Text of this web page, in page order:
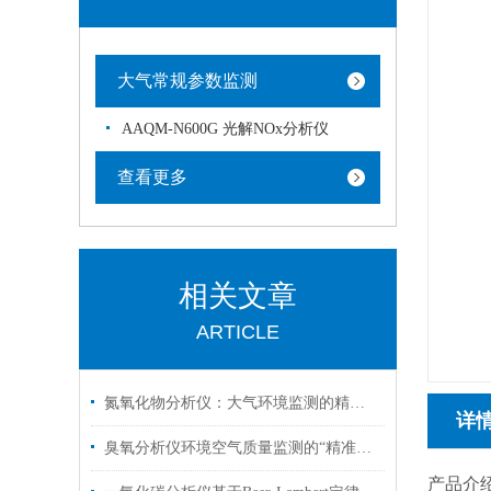
大气常规参数监测
AAQM-N600G 光解NOx分析仪
查看更多
相关文章
ARTICLE
氮氧化物分析仪：大气环境监测的精准利器
臭氧分析仪环境空气质量监测的“精准之眼”
详
产品介